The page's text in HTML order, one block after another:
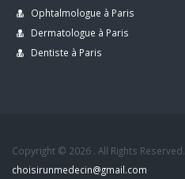
Ophtalmologue à Paris
Dermatologue à Paris
Dentiste à Paris
Copyright © 2026 . All Rights Reserved.
choisirunmedecin@gmail.com